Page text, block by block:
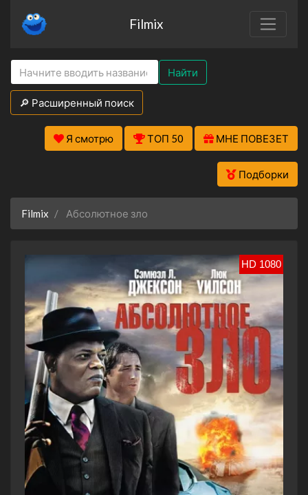
Filmix
Найти
🔎 Расширенный поиск
Я смотрю ТОП 50 МНЕ ПОВЕЗЕТ
Подборки
Filmix Абсолютное зло
HD 1080